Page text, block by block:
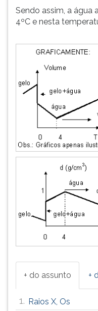
Sendo assim, a água
4ºC e nesta
+ do assunto +
1. Raios X, Os